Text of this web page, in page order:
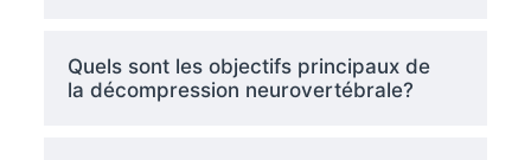
Quels sont les objectifs principaux de
la décompression neurovertébrale?